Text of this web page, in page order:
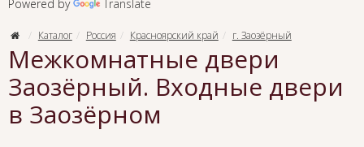
Powered by Translate
Каталог Россия Красноярский край г. Заозёрный
Межкомнатные двери
Заозёрный. Входные двери
в Заозёрном